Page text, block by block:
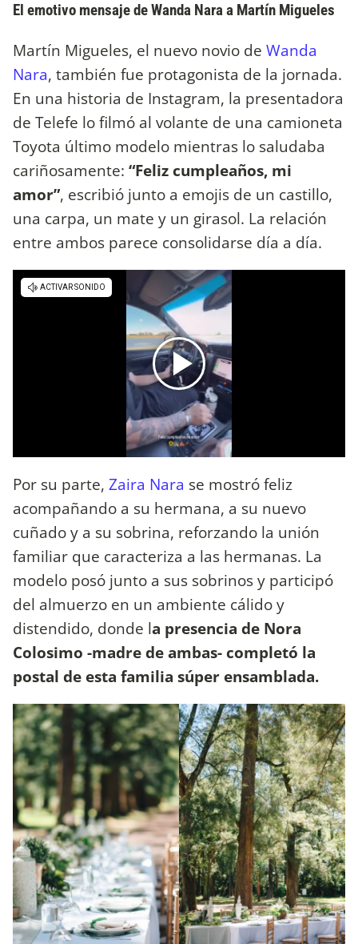
El emotivo mensaje de Wanda Nara a Martín Migueles
Martín Migueles, el nuevo novio de Wanda
Nara, también fue protagonista de la jornada.
En una historia de Instagram, la presentadora
de Telefe lo filmó al volante de una camioneta
Toyota último modelo mientras lo saludaba
cariñosamente: “Feliz cumpleaños, mi
amor”, escribió junto a emojis de un castillo,
una carpa, un mate y un girasol. La relación
entre ambos parece consolidarse día a día.
Por su parte, Zaira Nara se mostró feliz
acompañando a su hermana, a su nuevo
cuñado y a su sobrina, reforzando la unión
familiar que caracteriza a las hermanas. La
modelo posó junto a sus sobrinos y participó
del almuerzo en un ambiente cálido y
distendido, donde la presencia de Nora
Colosimo -madre de ambas- completó la
postal de esta familia súper ensamblada.